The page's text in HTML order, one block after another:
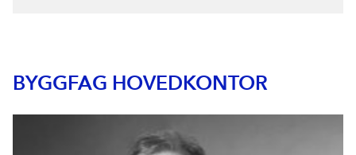
BYGGFAG HOVEDKONTOR